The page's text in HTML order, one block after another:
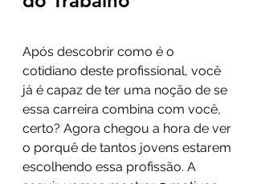
Após descobrir como é o
cotidiano deste profissional, você
já é capaz de ter uma noção de se
essa carreira combina com você,
certo? Agora chegou a hora de ver
o porquê de tantos jovens estarem
escolhendo essa profissão. A